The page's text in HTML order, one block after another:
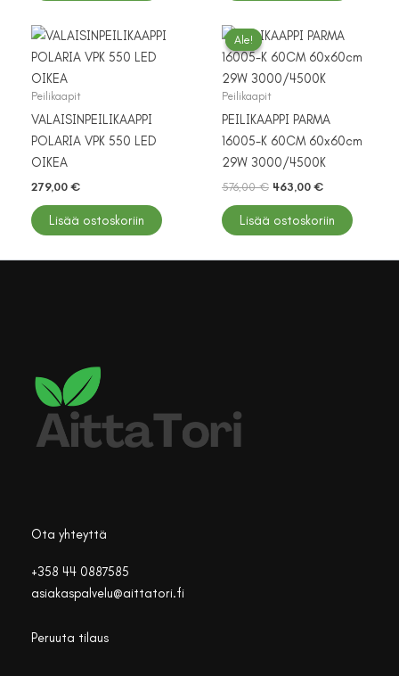
Peilikaapit
VALAISINPEILIKAAPPI
POLARIA VPK 550 LED
OIKEA
279,00 €
Lisää ostoskoriin
Ale!
Ale!
Peilikaapit
PEILIKAAPPI PARMA
16005-K 60CM 60x60cm
29W 3000/4500K
576,00€ Alkuperäinen
oli:
463,00 €Nykyinen
on:
463,00 €.
Lisää ostoskoriin
Ota yhteyttä
+358 44 0887585
asiakaspalvelu@aittatori.fi
Peruuta tilaus